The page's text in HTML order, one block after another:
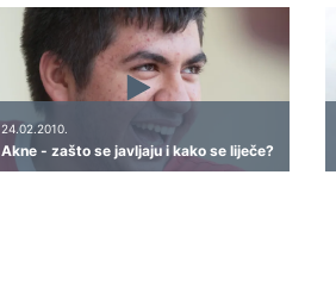
24.02.2010.
Akne - zašto se javljaju i kako se liječe?